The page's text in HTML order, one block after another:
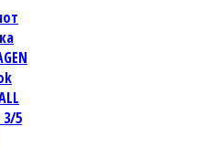
3/5